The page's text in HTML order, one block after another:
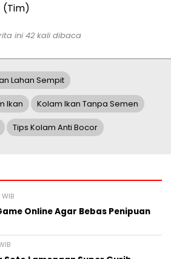
(Tim)
ini 42 kali dibaca
Lahan Sempit
Ikan Kolam Ikan Tanpa Semen
Tips Kolam Anti Bocor
Online Agar Bebas Penipuan